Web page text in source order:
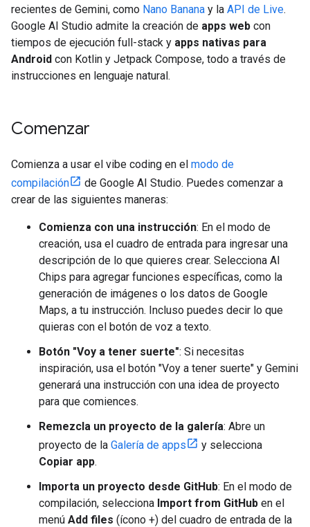
recientes de Gemini, como Nano Banana y la API de Live.
Google AI Studio admite la creación de apps web con
tiempos de ejecución full-stack y apps nativas para
Android con Kotlin y Jetpack Compose, todo a través de
instrucciones en lenguaje natural.
Comenzar
Comienza a usar el vibe coding en el modo de
compilación
de Google AI Studio. Puedes comenzar a
crear de las siguientes maneras:
Comienza con una instrucción: En el modo de
creación, usa el cuadro de entrada para ingresar una
descripción de lo que quieres crear. Selecciona AI
Chips para agregar funciones específicas, como la
generación de imágenes o los datos de Google
Maps, a tu instrucción. Incluso puedes decir lo que
quieras con el botón de voz a texto.
Botón "Voy a tener suerte": Si necesitas
inspiración, usa el botón "Voy a tener suerte" y Gemini
generará una instrucción con una idea de proyecto
para que comiences.
Remezcla un proyecto de la galería: Abre un
proyecto de la Galería de apps
y selecciona
Copiar app.
Importa un proyecto desde GitHub: En el modo de
compilación, selecciona Import from GitHub en el
menú Add files (ícono +) del cuadro de entrada de la